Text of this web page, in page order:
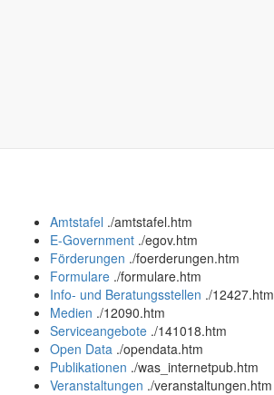
Amtstafel ./amtstafel.htm
E-Government ./egov.htm
Förderungen ./foerderungen.htm
Formulare ./formulare.htm
Info- und Beratungsstellen ./12427.htm
Medien ./12090.htm
Serviceangebote ./141018.htm
Open Data ./opendata.htm
Publikationen ./was_internetpub.htm
Veranstaltungen ./veranstaltungen.htm